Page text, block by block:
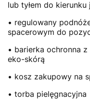
lub tyłem do kierunku
• regulowany
spacerowym do
• barierka ochronna
eko-skórą
• kosz zakupowy na
• torba pielęgnacyjna